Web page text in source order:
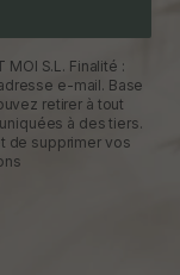
S.L. Finalité :
e-mail. Base
retirer à tout
à des tiers.
de supprimer vos